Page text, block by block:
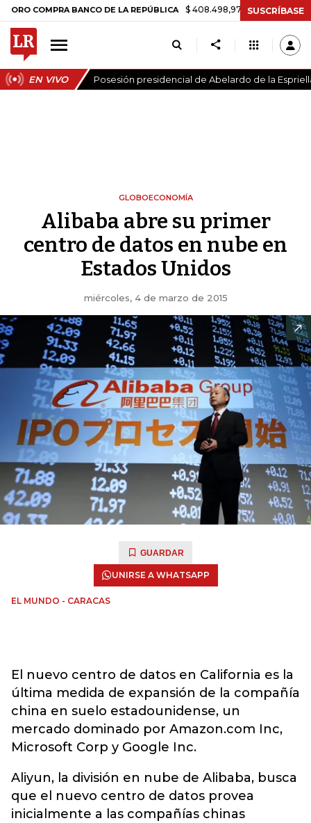
BANCO DE LA REPÚBLICA $ 408.498,97 +$ 8.753,81 +2,19%
SUSCRÍBASE
EN VIVO Posesión presidencial de Abelardo de la
GLOBOECONOMÍA
Alibaba abre su primer
centro de datos en nube en
Estados Unidos
miércoles, 4 de marzo de 2015
GUARDAR
UNIRSE A WHATSAPP
EL MUNDO - CARACAS
El nuevo centro de datos en California es la
última medida de expansión de la compañía
china en suelo estadounidense, un
mercado dominado por Amazon.com Inc,
Microsoft Corp y Google Inc.
Aliyun, la división en nube de Alibaba, busca
que el nuevo centro de datos provea
inicialmente a las compañías chinas